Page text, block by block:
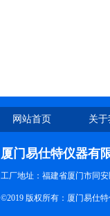
网站首页 关
厦门易仕特仪器有
工厂地址：福建省厦门市同
©2019 版权所有：厦门易仕